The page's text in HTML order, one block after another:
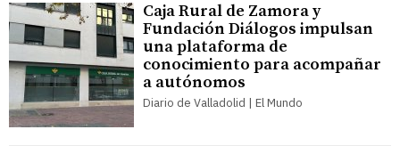
Caja Rural de Zamora y
Fundación Diálogos impulsan
una plataforma de
conocimiento para acompañar
a autónomos
Diario de Valladolid | El Mundo